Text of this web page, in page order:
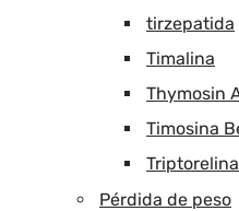
tirzepatida
Timalina
Thymosin
Timosina
Triptorelina
Pérdida de peso